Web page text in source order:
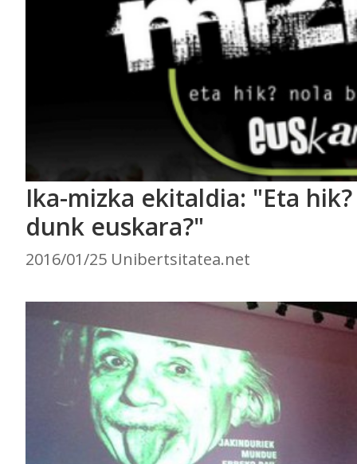
Ika-mizka ekitaldia: "Eta
dunk euskara?"
2016/01/25 Unibertsitatea.net